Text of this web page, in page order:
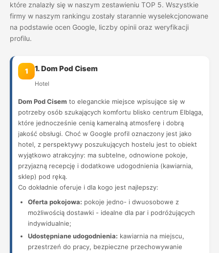
które znalazły się w naszym zestawieniu TOP 5. Wszystkie
firmy w naszym rankingu zostały starannie wyselekcjonowane
na podstawie ocen Google, liczby opinii oraz weryfikacji
profilu.
1 1. Dom Pod Cisem
Hotel
Dom Pod Cisem to eleganckie miejsce wpisujące się w
potrzeby osób szukających komfortu blisko centrum Elbląga,
które jednocześnie cenią kameralną atmosferę i dobrą
jakość obsługi. Choć w Google profil oznaczony jest jako
hotel, z perspektywy poszukujących hostelu jest to obiekt
wyjątkowo atrakcyjny: ma subtelne, odnowione pokoje,
przyjazną recepcję i dodatkowe udogodnienia (kawiarnia,
sklep) pod ręką.
Co dokładnie oferuje i dla kogo jest najlepszy:
Oferta pokojowa: pokoje jedno- i dwuosobowe z
możliwością dostawki - idealne dla par i podróżujących
indywidualnie;
Udostępniane udogodnienia: kawiarnia na miejscu,
przestrzeń do pracy, bezpieczne przechowywanie